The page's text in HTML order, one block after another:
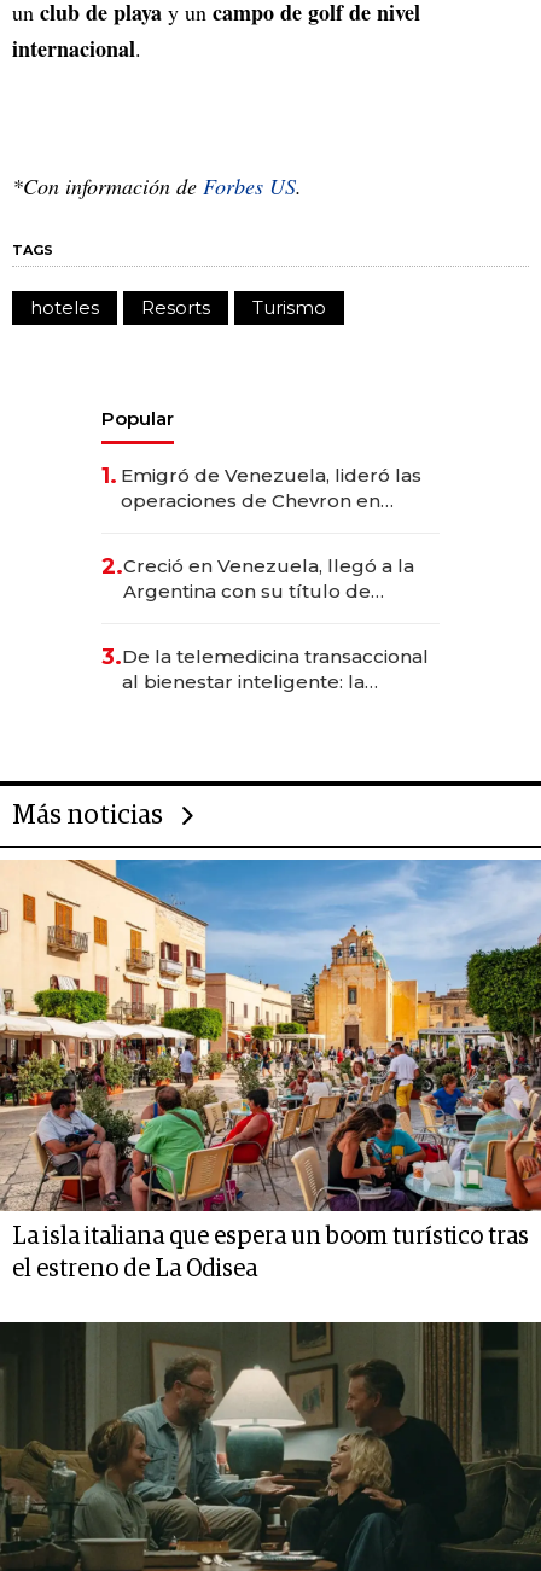
un club de playa y un campo de golf de nivel
internacional.
*Con información de Forbes US.
TAGS
hoteles Resorts Turismo
Popular
1. Emigró de Venezuela, lideró las
operaciones de Chevron en
2.Creció en Venezuela, llegó a la
Argentina con su título de
las marcas "fast premium"
3.De la telemedicina transaccional
al bienestar inteligente: la
Más noticias
La isla italiana que espera un boom turístico tras
el estreno de La Odisea